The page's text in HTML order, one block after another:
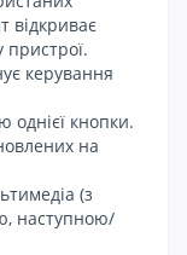
відкриває
пристрої.
керування
однієї кнопки.
на
(з
наступною/